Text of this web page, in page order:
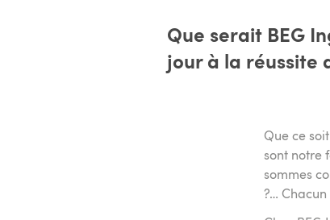
Que serait BEG
jour à la réussite
Que ce
sont notre
sommes
?…